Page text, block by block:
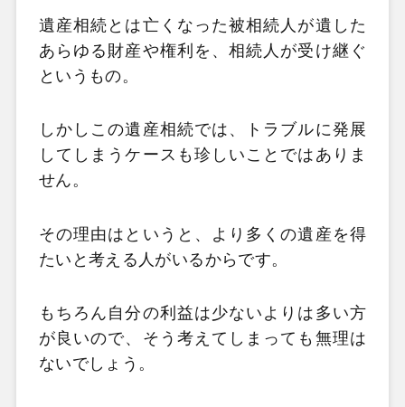
遺産相続とは亡くなった被相続人が遺した
あらゆる財産や権利を、相続人が受け継ぐ
というもの。
しかしこの遺産相続では、トラブルに発展
してしまうケースも珍しいことではありま
せん。
その理由はというと、より多くの遺産を得
たいと考える人がいるからです。
もちろん自分の利益は少ないよりは多い方
が良いので、そう考えてしまっても無理は
ないでしょう。